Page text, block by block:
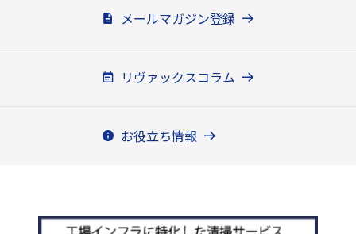
メールマガジン登録
リヴァックスコラム
お役立ち情報